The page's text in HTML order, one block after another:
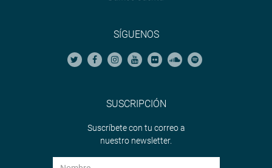
impulsando las exportaciones y generando nuevas
SÍGUENOS
SUSCRIPCIÓN
Suscríbete con tu correo a
nuestro newsletter.